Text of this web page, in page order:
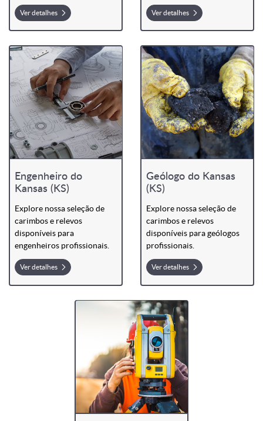
Ver detalhes Ver detalhes
Engenheiro do
Kansas (KS)
Explore nossa seleção de
carimbos e relevos
disponíveis para
engenheiros profissionais.
Ver detalhes
Geólogo do Kansas
(KS)
Explore nossa seleção de
carimbos e relevos
disponíveis para geólogos
profissionais.
Ver detalhes